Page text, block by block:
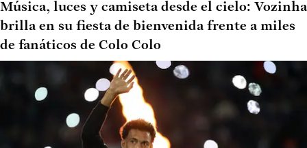
Música, luces y camiseta desde el cielo: Vozinha
brilla en su fiesta de bienvenida frente a miles
de fanáticos de Colo Colo